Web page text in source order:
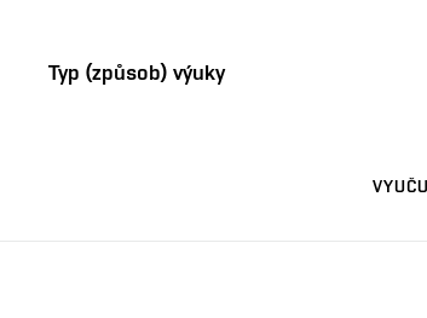
Typ (způsob) výuky